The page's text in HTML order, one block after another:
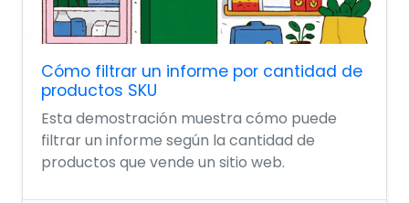
Cómo filtrar un informe por cantidad de
productos SKU
Esta demostración muestra cómo puede
filtrar un informe según la cantidad de
productos que vende un sitio web.